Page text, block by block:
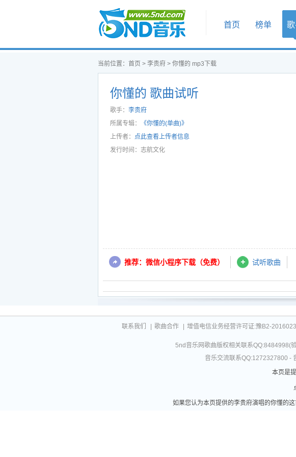
首页
首页 榜单
当前位置： 首页 > 李贵府 > 你懂的 mp3下载
你懂的 歌曲试听
歌手： 李贵府
所属专辑：
《你懂的(单曲)》
上传者： 点此查看上传者信息
发行时间：志航文化
推荐：微信小程序下载（免费） 试听歌曲
联系我们 歌曲合作 增值电信业务经营许可证:豫B2-
5nd音乐网歌曲版权相关联系QQ:8484998(
音乐交流联系QQ:1272327800 -
本页是
如果您认为本页提供的李贵府演唱的你懂的